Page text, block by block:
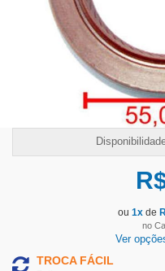
ou 1x de
no
Ver
TROCA FÁCIL